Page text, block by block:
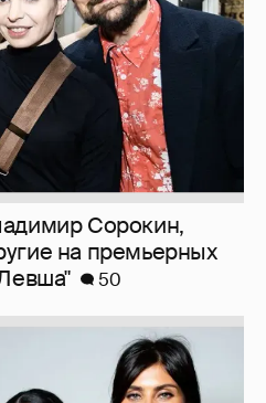
Сорокин,
на премьерных
50